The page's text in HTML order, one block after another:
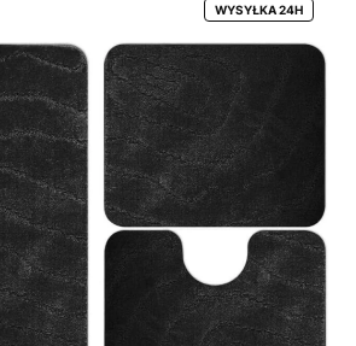
WYSYŁKA 24H